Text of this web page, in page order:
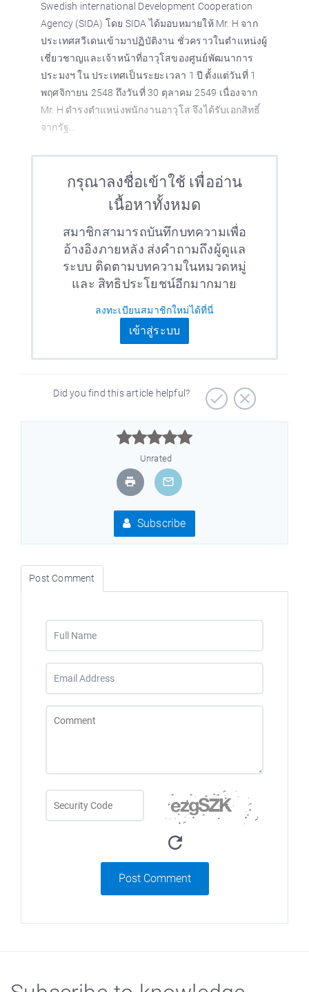
Swedish international Development Cooperation
Agency (SIDA) โดย SIDA ได้มอบหมายให้ Mr. H จาก
ประเทศสวีเดนเข้ามาปฏิบัติงาน ชั่วคราวในตำแหน่งผู้
เชี่ยวชาญและเจ้าหน้าที่อาวุโสของศูนย์พัฒนาการ
ประมงฯ ใน ประเทศเป็นระยะเวลา 1 ปี ตั้งแต่วันที่ 1
พฤศจิกายน 2548 ถึงวันที่ 30 ตุลาคม 2549 เนื่องจาก
Mr. H ดำรงตำแหน่งพนักงานอาวุโส จึงได้รับเอกสิทธิ์
จากรัฐ...
กรุณาลงชื่อเข้าใช้ เพื่ออ่าน
เนื้อหาทั้งหมด
สมาชิกสามารถบันทึกบทความเพื่อ
อ้างอิงภายหลัง ส่งคำถามถึงผู้ดูแล
ระบบ ติดตามบทความในหมวดหมู่
และ สิทธิประโยชน์อีกมากมาย
ลงทะเบียนสมาชิกใหม่ได้ที่นี่
เข้าสู่ระบบ
Did you find this article helpful?



Unrated
Subscribe
Post Comment
Post Comment